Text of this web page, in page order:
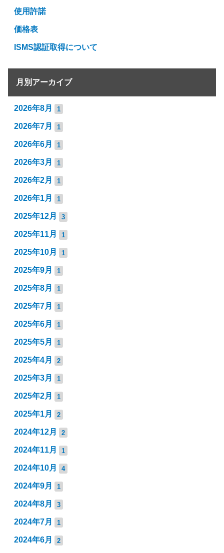
使用許諾
価格表
ISMS認証取得について
月別アーカイブ
2026年8月 1
2026年7月 1
2026年6月 1
2026年3月 1
2026年2月 1
2026年1月 1
2025年12月 3
2025年11月 1
2025年10月 1
2025年9月 1
2025年8月 1
2025年7月 1
2025年6月 1
2025年5月 1
2025年4月 2
2025年3月 1
2025年2月 1
2025年1月 2
2024年12月 2
2024年11月 1
2024年10月 4
2024年9月 1
2024年8月 3
2024年7月 1
2024年6月 2